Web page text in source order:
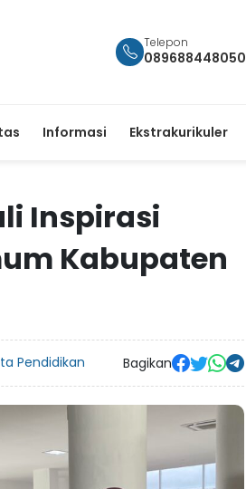
Telepon
089688448050
Informasi Ekstrakurikuler
Inspirasi
Kabupaten
Pendidikan Bagikan